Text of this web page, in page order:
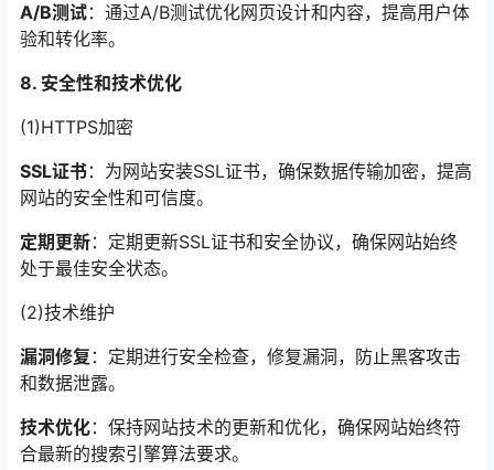
A/B测试：通过A/B测试优化网页设计和内容，提高用户体
验和转化率。
8. 安全性和技术优化
(1)HTTPS加密
SSL证书：为网站安装SSL证书，确保数据传输加密，提高
网站的安全性和可信度。
定期更新：定期更新SSL证书和安全协议，确保网站始终
处于最佳安全状态。
(2)技术维护
漏洞修复 ：定期进行安全检查，修复漏洞，防止黑客攻击
和数据泄露。
技术优化：保持网站技术的更新和优化，确保网站始终符
合最新的搜索引擎算法要求。